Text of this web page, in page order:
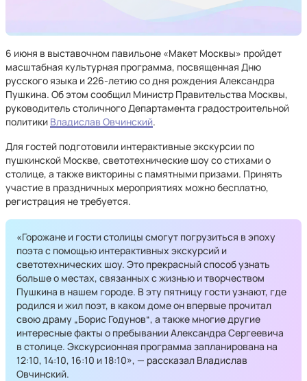
6 июня в выставочном павильоне «Макет Москвы» пройдет
масштабная культурная программа, посвященная Дню
русского языка и 226-летию со дня рождения Александра
Пушкина. Об этом сообщил Министр Правительства Москвы,
руководитель столичного Департамента градостроительной
политики Владислав Овчинский.
Для гостей подготовили интерактивные экскурсии по
пушкинской Москве, светотехнические шоу со стихами о
столице, а также викторины с памятными призами. Принять
участие в праздничных мероприятиях можно бесплатно,
регистрация не требуется.
«Горожане и гости столицы смогут погрузиться в эпоху
поэта с помощью интерактивных экскурсий и
светотехнических шоу. Это прекрасный способ узнать
больше о местах, связанных с жизнью и творчеством
Пушкина в нашем городе. В эту пятницу гости узнают, где
родился и жил поэт, в каком доме он впервые прочитал
свою драму „Борис Годунов“, а также многие другие
интересные факты о пребывании Александра Сергеевича
в столице. Экскурсионная программа запланирована на
12:10, 14:10, 16:10 и 18:10», — рассказал Владислав
Овчинский.